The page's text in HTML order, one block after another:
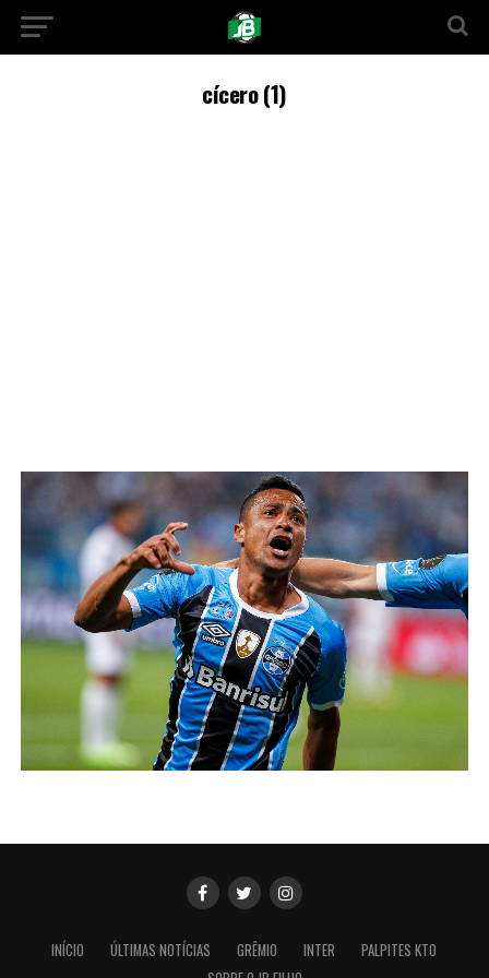
cícero (1)
INÍCIO ÚLTIMAS NOTÍCIAS GRÊMIO INTER
PALPITES KTO